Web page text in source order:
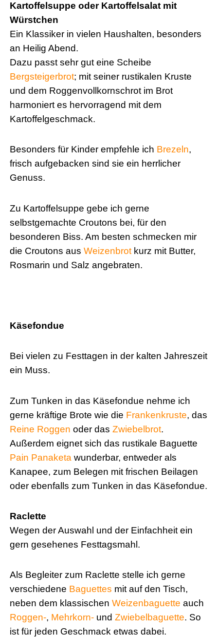
Kartoffelsuppe oder Kartoffelsalat mit
Würstchen
Ein Klassiker in vielen Haushalten, besonders
an Heilig Abend.
Dazu passt sehr gut eine Scheibe
Bergsteigerbrot; mit seiner rustikalen Kruste
und dem Roggenvollkornschrot im Brot
harmoniert es hervorragend mit dem
Kartoffelgeschmack.
Besonders für Kinder empfehle ich Brezeln,
frisch aufgebacken sind sie ein herrlicher
Genuss.
Zu Kartoffelsuppe gebe ich gerne
selbstgemachte Croutons bei, für den
besonderen Biss. Am besten schmecken mir
die Croutons aus Weizenbrot kurz mit Butter,
Rosmarin und Salz angebraten.
Käsefondue
Bei vielen zu Festtagen in der kalten Jahreszeit
ein Muss.
Zum Tunken in das Käsefondue nehme ich
gerne kräftige Brote wie die Frankenkruste, das
Reine Roggen oder das Zwiebelbrot.
Außerdem eignet sich das rustikale Baguette
Pain Panaketa wunderbar, entweder als
Kanapee, zum Belegen mit frischen Beilagen
oder ebenfalls zum Tunken in das Käsefondue.
Raclette
Wegen der Auswahl und der Einfachheit ein
gern gesehenes Festtagsmahl.
Als Begleiter zum Raclette stelle ich gerne
verschiedene Baguettes mit auf den Tisch,
neben dem klassischen Weizenbaguette auch
Roggen-, Mehrkorn-und Zwiebelbaguette. So
ist für jeden Geschmack etwas dabei.